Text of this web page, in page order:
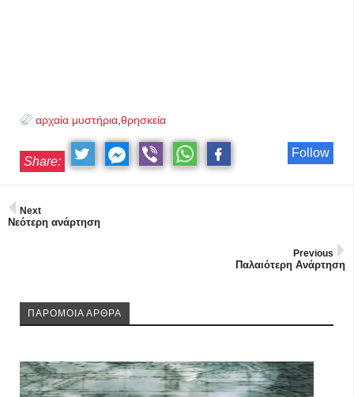
αρχαία μυστήρια θρησκεία
Follow
Share:
Next
Νεότερη ανάρτηση
Previous
Παλαιότερη Ανάρτηση
ΠΑΡΟΜΟΙΑ ΑΡΘΡΑ